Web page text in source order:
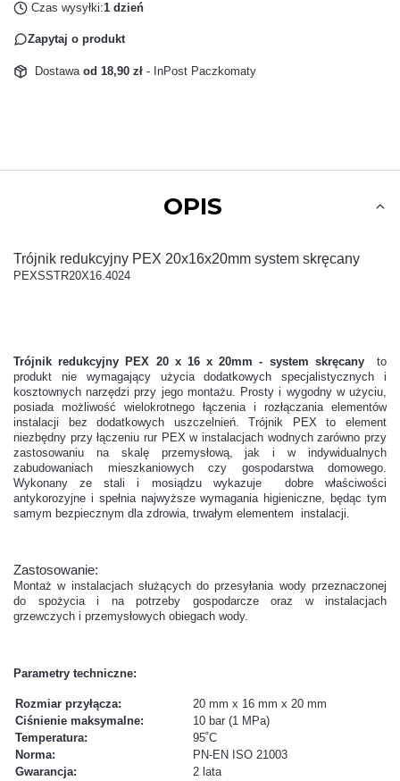
Czas wysyłki:1 dzień
Zapytaj o produkt
Dostawa od 18,90 zł - InPost Paczkomaty
OPIS
Trójnik redukcyjny PEX 20x16x20mm system skręcany
PEXSSTR20X16.4024
Trójnik redukcyjny PEX 20 x 16 x 20mm - system skręcanyto
produkt nie wymagający użycia dodatkowych specjalistycznych i
kosztownych narzędzi przy jego montażu. Prosty i wygodny w użyciu,
posiada możliwość wielokrotnego łączenia i rozłączania elementów
instalacji bez dodatkowych uszczelnień. Trójnik PEX to element
niezbędny przy łączeniu rur PEX w instalacjach wodnych zarówno przy
zastosowaniu na skalę przemysłową, jak i w indywidualnych
zabudowaniach mieszkaniowych czy gospodarstwa domowego.
Wykonany ze stali i mosiądzu wykazuje dobre właściwości
antykorozyjne i spełnia najwyższe wymagania higieniczne, będąc tym
samym bezpiecznym dla zdrowia, trwałym elementem instalacji.
Zastosowanie:
Montaż w instalacjach służących do przesyłania wody przeznaczonej
do spożycia i na potrzeby gospodarcze oraz w instalacjach
grzewczych i przemysłowych obiegach wody.
Parametry techniczne:
Rozmiar przyłącza:
20 mm x 16 mm x 20 mm
Ciśnienie maksymalne:
10 bar (1 MPa)
Temperatura:
95˚C
Norma:
PN-EN ISO 21003
Gwarancja:
2 lata